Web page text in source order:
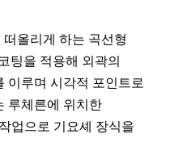
올리게 하는 곡선형
팅을 적용해 외곽의
이루며 시각적 포인트로
루체른에 위치한
업으로 기요셰 장식을